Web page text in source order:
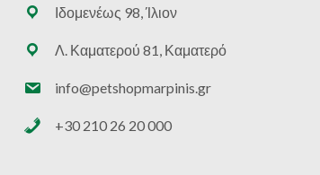
Ιδομενέως 98, Ίλιον
Λ. Καματερού 81, Καματερό
info@petshopmarpinis.gr
+30 210 26 20 000